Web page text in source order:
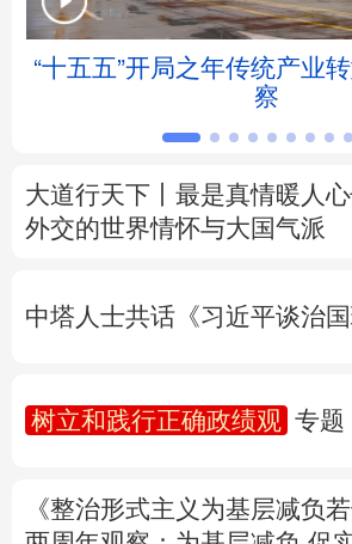
浙江 安徽 福建
四川 贵州 云南
English Español
“十五五”开局之年传统产业
察
大道行天下丨最是真情暖人
外交的世界情怀与大国气派
中塔人士共话《习近平谈治
树立和践行正确政绩观 专题
《整治形式主义为基层减负